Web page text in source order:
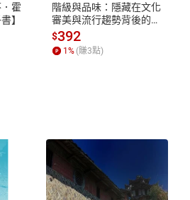
霍
】
階級與品味：隱藏在文化
審美與流行趨勢背後的地
位渴望【電子書】
$392
1 % (賺3點)